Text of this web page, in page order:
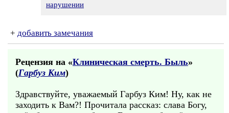
нарушении
+ добавить замечания
Рецензия на «Клиническая смерть. Быль»
(Гарбуз Ким)
Здравствуйте, уважаемый Гарбуз Ким! Ну, как не
заходить к Вам?! Прочитала рассказ: слава Богу,